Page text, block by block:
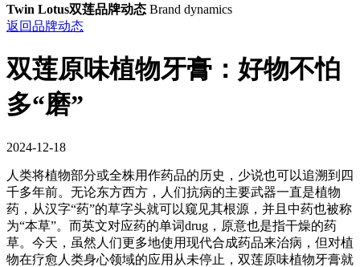
Twin Lotus双莲品牌动态 Brand dynamics
返回品牌动态
双莲原味植物牙膏：好物不怕
多“磨”
2024-12-18
人类将植物部分或全株用作药品的历史，少说也可以追溯到四
千多年前。无论东方西方，人们抗病的主要武器一直是植物
药，从汉字“药”的草字头就可以窥见其根源，并且中药也被称
为“本草”。而英文对应药的单词drug，原意也是指干燥的药
草。今天，虽然人们更多地使用现代合成药品来治病，但对植
物在疗愈人类身心领域的应用从未停止，双莲原味植物牙膏就